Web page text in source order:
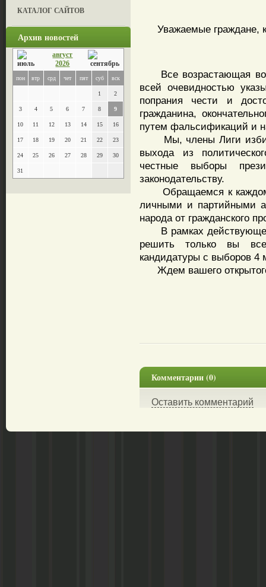
КАТАЛОГ САЙТОВ
Архив новостей
август
2026
пон втр срд чет пят суб вск
1 2
3 4 5 6 7 8 9
10 11 12 13 14 15 16
17 18 19 20 21 22 23
24 25 26 27 28 29 30
31
Уважаемые граждане,
Все возрастающая
всей очевидностью
попрания чести и
гражданина,
путем фальсификаций и
Мы, члены Лиги
выхода из
честные выборы
законодательству.
Обращаемся к
личными и партийными
народа от гражданского
В рамках
решить только вы
кандидатуры с выборов 4
Ждем вашего
Комментарии (0)
Оставить комментарий